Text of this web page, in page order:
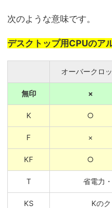
次のような意味です。
デスクトップ用CPUのア
オーバークロ
無印 ×
K ○
F ×
KF ○
T 省電力
KS Kの